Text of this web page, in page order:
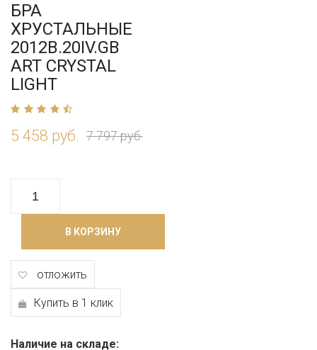
БРА
ХРУСТАЛЬНЫЕ
2012B.20IV.GB
ART CRYSTAL
LIGHT
5 458 руб. 7 797 руб.
В КОРЗИНУ
отложить
Купить в 1 клик
Наличие на складе: